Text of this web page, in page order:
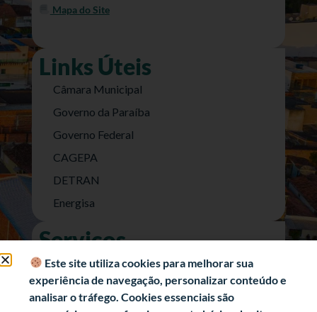
Mapa do Site
Links Úteis
Câmara Municipal
Governo da Paraíba
Governo Federal
CAGEPA
DETRAN
Energisa
Serviços
Nota Fiscal Eletrônica
e-SIC (Acesso a Informação)
Transparência Fiscal
Este site utiliza cookies para melhorar sua
experiência de navegação, personalizar conteúdo e
analisar o tráfego. Cookies essenciais são